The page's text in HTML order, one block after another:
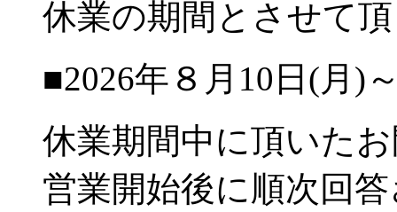
休業の期間とさせて
■2026年８月10日(月)
休業期間中に頂いた
営業開始後に順次回